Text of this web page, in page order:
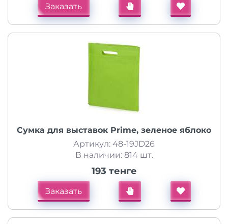
Заказать
Сумка для выставок Prime, зеленое яблоко
Артикул: 48-19JD26
В наличии: 814 шт.
193 тенге
Заказать